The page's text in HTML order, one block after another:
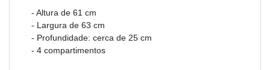
- Altura de 61 cm
- Largura de 63 cm
- Profundidade: cerca de 25 cm
- 4 compartimentos